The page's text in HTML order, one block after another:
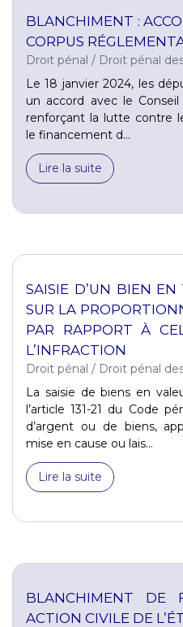
BLANCHIMENT :
CORPUS
Droit pénal / Droit pénal
Le 18 janvier 2024, les
un accord avec le
renforçant la lutte contre
le financement d...
Lire la suite
SAISIE D’UN BIEN EN
SUR LA
PAR RAPPORT À
L’INFRACTION
Droit pénal / Droit pénal
La saisie de biens en
l’article 131-21 du Code
d’argent ou de biens,
mise en cause ou lais...
Lire la suite
BLANCHIMENT DE
ACTION CIVILE DE